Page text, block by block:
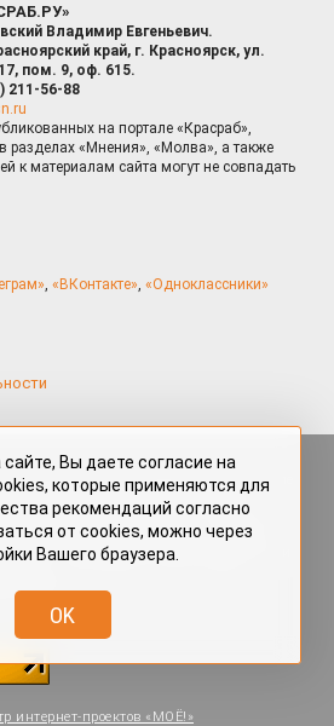
Владимир Евгеньевич.
край, г. Красноярск, ул.
пом. 9, оф. 615.
211-56-88
на портале «Красраб»,
разделах «Мнения», «Молва», а также
к материалам сайта могут не совпадать
, «ВКонтакте», «Одноклассники»
материалы, размещённые на портале
редакции, нештатными авторами
авторского права. Полное или
материалов, размещённых на портале
только с письменного согласия редакции
.
интернет-проектов «МОЁ!»
Вы даете согласие на
которые применяются для
рекомендаций согласно
от cookies, можно через
Вашего браузера.
OK